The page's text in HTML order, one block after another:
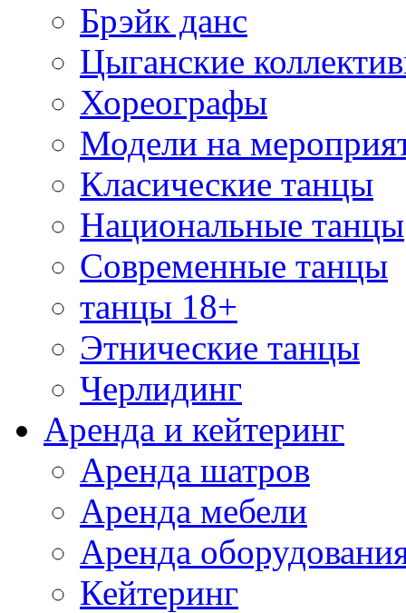
Брэйк данс
Цыганские
Хореографы
Модели на
Класические танцы
Национальные танцы
Современные танцы
танцы 18+
Этнические танцы
Черлидинг
Аренда и кейтеринг
Аренда шатров
Аренда мебели
Аренда
Кейтеринг